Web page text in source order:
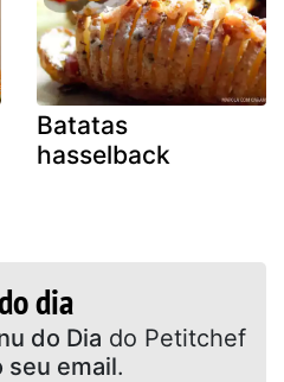
Batatas
hasselback
dia
do Dia do Petitchef
seu email.